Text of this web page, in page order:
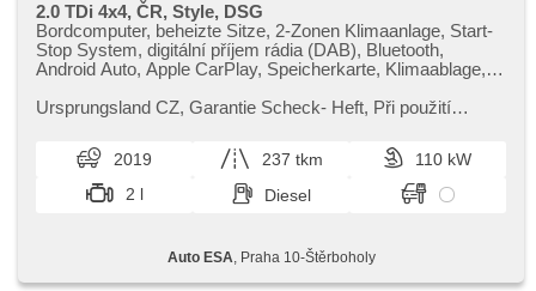
2.0 TDi 4x4, ČR, Style, DSG
Bordcomputer, beheizte Sitze, 2-Zonen Klimaanlage, Start-
Stop System, digitální příjem rádia (DAB), Bluetooth,
Android Auto, Apple CarPlay, Speicherkarte, Klimaablage,
Schalthebelschloss, Lenkrad einstellbar, Navigation,
Scheiben, täglich Leuchten, Alufelgen, El. Spiegel, beheizte
Spiegel, Scheinwerferwaschanlagen, Servolenkung,
Dachträger, Antrieb 4x4, Zentralverriegelung mit
Funkfernbedienung, Elektronisches Stabilitätsprogramm
Antriebsschlupfregelung (ASR), parkovací senzory zadní,
isofix, samostmívací zrcátka, elektronická ruční brzda,
Ursprungsland CZ,​ Garantie Scheck​- Heft,​ Při použití
denně (včetně víke...
2019 237 tkm
110 kW
2 l
Diesel
Auto ESA , Praha 10-Štěrboholy